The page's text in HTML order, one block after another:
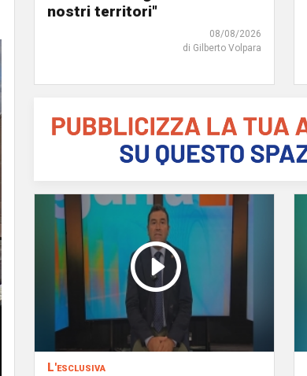
nostri territori"
08/08/2026
di Gilberto Volpara
L'esclusiva